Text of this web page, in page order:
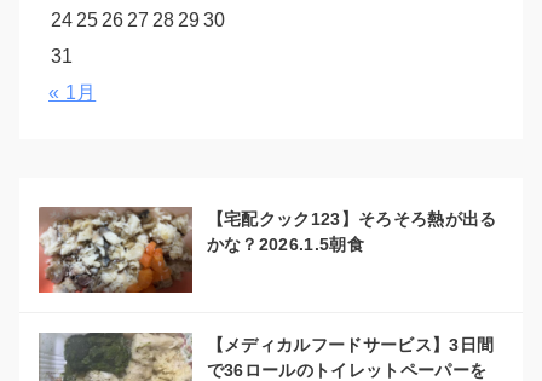
24 25 26 27 28 2930
31
« 1月
【宅配クック123】そろそろ熱が出る
かな？2026.1.5朝食
【メディカルフードサービス】3日間
で36ロールのトイレットペーパーを